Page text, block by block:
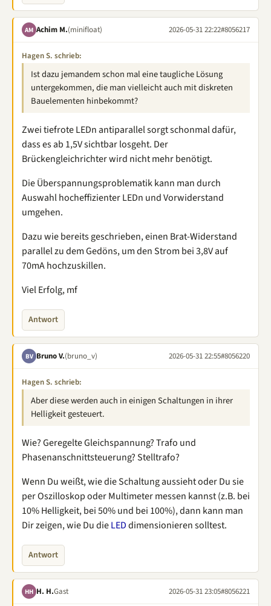
AM Achim M.(minifloat) 2026-05-31 22:22#8056217
Hagen S. schrieb:
Ist dazu jemandem schon mal eine taugliche Lösung
untergekommen, die man vielleicht auch mit diskreten
Bauelementen hinbekommt?
Zwei tiefrote LEDn antiparallel sorgt schonmal dafür,
dass es ab 1,5V sichtbar losgeht. Der
Brückengleichrichter wird nicht mehr benötigt.
Die Überspannungsproblematik kann man durch
Auswahl hocheffizienter LEDn und Vorwiderstand
umgehen.
Dazu wie bereits geschrieben, einen Brat-Widerstand
parallel zu dem Gedöns, um den Strom bei 3,8V auf
70mA hochzuskillen.
Viel Erfolg, mf
Antwort
BV Bruno V.(bruno_v) 2026-05-31 22:55#8056220
Hagen S. schrieb:
Aber diese werden auch in einigen Schaltungen in ihrer
Helligkeit gesteuert.
Wie? Geregelte Gleichspannung? Trafo und
Phasenanschnittsteuerung? Stelltrafo?
Wenn Du weißt, wie die Schaltung aussieht oder Du sie
per Oszilloskop oder Multimeter messen kannst (z.B. bei
10% Helligkeit, bei 50% und bei 100%), dann kann man
Dir zeigen, wie Du dieLEDdimensionieren solltest.
Antwort
HH H. H.Gast 2026-05-31 23:05#8056221